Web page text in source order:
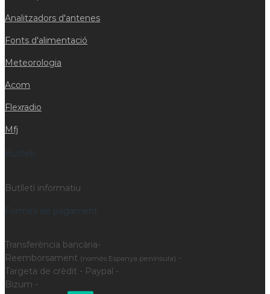
Analitzadors d'antenes
Fonts d'alimentació
Meteorologia
Acom
Flexradio
Mfj
Butlletí
Butlletí informatiu
Formes de pagament
Transferència bancària-
Reemborsament (només Espanya península) -
Targeta de crèdit - Paypal -
Bizum -